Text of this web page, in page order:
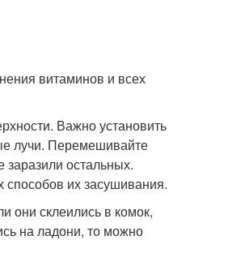
витаминов и всех
Важно установить
лучи. Перемешивайте
заразили остальных.
способов их засушивания.
они склеились в комок,
на ладони, то можно